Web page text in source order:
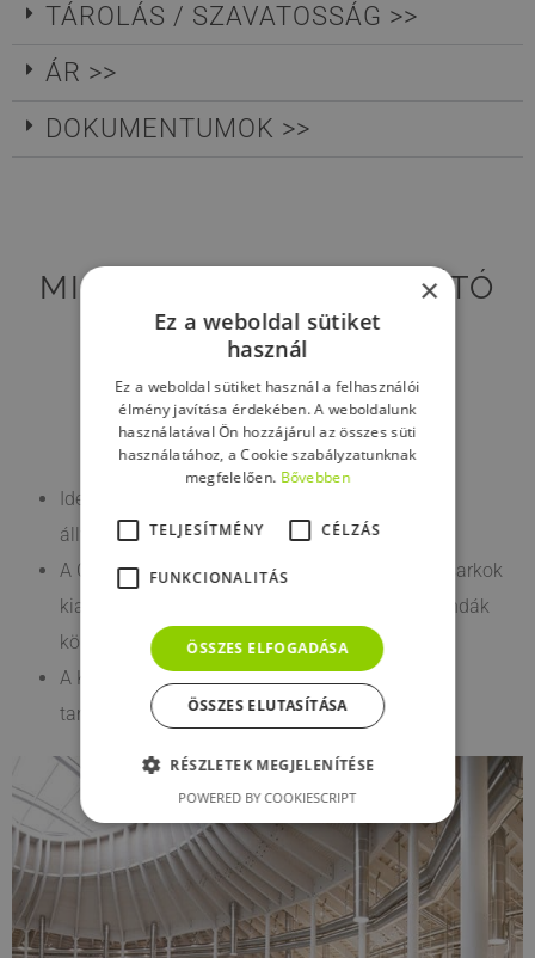
TÁROLÁS / SZAVATOSSÁG >>
ÁR >>
DOKUMENTUMOK >>
MIK A GEOSTEEL HAJLÍTÓ
SZERSZÁM ELŐNYÖS
TULAJDONSÁGAI?
Ideális kis és közepes méretű munkáknál, akár
állványon is
A CNR‑DT 200 R1/2013 által előírt lekerekített sarkok
kialakítását teszi lehetővé az oszlopok és gerendák
körbetekeréséhez
A Kerakoll beépítési kézikönyvnek megfelelően
tanúsított rendszer
×
Ez a weboldal sütiket
használ
Ez a weboldal sütiket használ a felhasználói
élmény javítása érdekében. A weboldalunk
használatával Ön hozzájárul az összes süti
használatához, a Cookie szabályzatunknak
megfelelően. Bővebben
TELJESÍTMÉNY CÉLZÁS
FUNKCIONALITÁS
ÖSSZES ELFOGADÁSA
ÖSSZES ELUTASÍTÁSA
RÉSZLETEK MEGJELENÍTÉSE
POWERED BY COOKIESCRIPT